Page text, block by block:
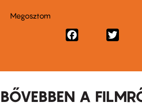
Megosztom
Facebook
BŐVEBBEN A